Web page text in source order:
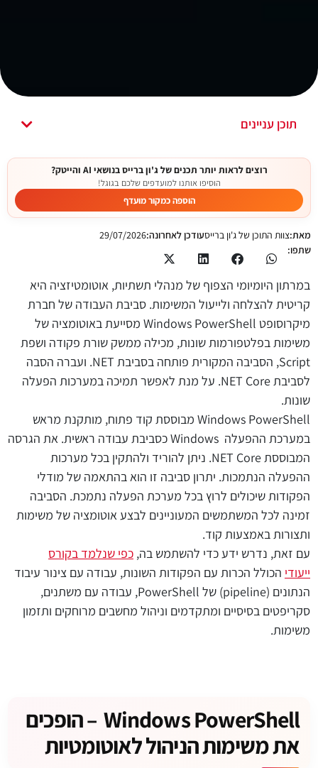
תוכן עניינים
רוצים לראות יותר תכנים של ג'ון ברייס בנושאי AI והייטק?
הוסיפו אותנו למועדפים שלכם בגוגל!
הוספה כמקור מועדף
מאת:צוות התוכן של ג'ון ברייסעודכן לאחרונה:29/07/2026
שתפו:
במרתון היומיומי הצפוף של מנהלי תשתיות, אוטומטיזציה היא
קריטית להצלחה ולייעול המשימות. סביבת העבודה של חברת
מיקרוסופט Windows PowerShell מסייעת באוטומציה של
משימות בפלטפורמות שונות, מכילה ממשק שורת פקודה ושפת
Script, הסביבה המקורית פותחה בסביבת NET. ועברה הסבה
לסביבת NET Core. על מנת לאפשר תמיכה במערכות הפעלה
שונות.
Windows PowerShell מבוססת קוד פתוח, מותקנת מראש
במערכת ההפעלה Windows כסביבת עבודה ראשית. את הגרסה
המבוססת NET Core. ניתן להוריד ולהתקין בכל מערכות
ההפעלה הנתמכות. יתרון סביבה זו הוא בהתאמה של מודלי
הפקודות שיכולים לרוץ בכל מערכת הפעלה נתמכת. הסביבה
זמינה לכל המשתמשים המעוניינים לבצע אוטומציה של משימות
ותצורות באמצעות קוד.
עם זאת, נדרש ידע כדי להשתמש בה, כפי שנלמד בקורס
ייעודי הכולל הכרות עם הפקודות השונות, עבודה עם צינור עיבוד
הנתונים (pipeline) של PowerShell, עבודה עם משתנים,
סקריפטים בסיסיים ומתקדמים וניהול מחשבים מרוחקים ותזמון
משימות.
Windows PowerShell – הופכים
את משימות הניהול לאוטומטיות